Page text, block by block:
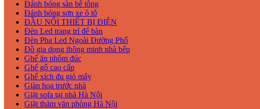
Đánh bóng sàn bê tông
Đánh bóng sơn xe ô tô
ĐẦU NỐI THIẾT BỊ ĐIỆN
Đèn Led trang trí để bàn
Đèn Pha Led Ngoài Đường Phố
Đồ gia dụng thông minh nhà bếp
Ghế ăn nhôm đúc
Ghế gỗ cao cấp
Ghế xích đu giỏ mây
Giàn hoa trước nhà
Giặt sofa tại nhà Hà Nội
Giặt thảm văn phòng Hà Nội